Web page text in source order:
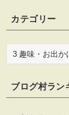
カテゴリー
カ
リ
ー
ブログ村ラン